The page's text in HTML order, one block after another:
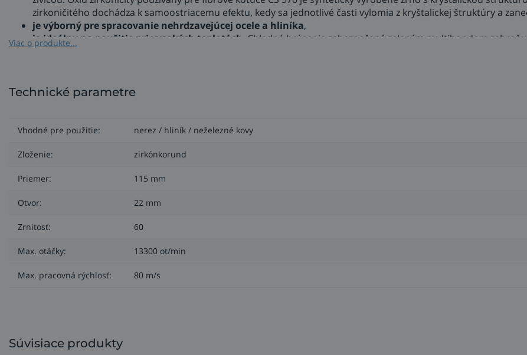
zirkoničitého dochádza k samoostriacemu efektu, kedy sa jednotlivé časti vylomia z kryštalickej štruktúry a
je výborný pre spracovanie nehrdzavejúcej ocele a hliníka,
je ideálny na použitie pri vysokých teplotách . Chladné brúsenie zabezpečené zeleným multibondom
obrobku, čo umožňuje
Podložné taniere pre fíbrové disky CS 570
Stredná podložka je pre aplikácie vyžadujúce jednotnú povrchovú úpravu, na jemnejšie brúsne práce, brúsenie
Viac o produkte...
Technické parametre
Vhodné pre použitie: nerez / hliník / neželezné kovy
Zloženie: zirkónkorund
Priemer: 115 mm
Otvor: 22 mm
Zrnitosť: 60
Max. otáčky: 13300 ot/min
Max. pracovná rýchlosť: 80 m/s
Súvisiace produkty